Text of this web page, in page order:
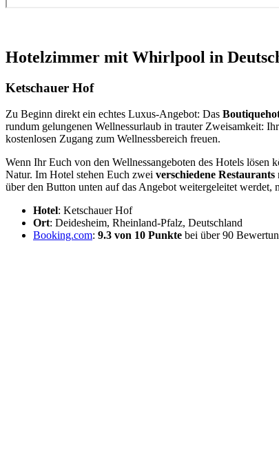
Hotelzimmer mit Whirlpool in
Ketschauer Hof
Zu Beginn direkt ein echtes Luxus-Angebot: Das
rundum gelungenen Wellnessurlaub in trauter Zweisamkeit:
kostenlosen Zugang zum Wellnessbereich freuen.
Wenn Ihr Euch von den Wellnessangeboten des Hotels
Natur. Im Hotel stehen Euch zwei verschiedene Restaurants
über den Button unten auf das Angebot weitergeleitet werdet,
Hotel: Ketschauer Hof
Ort: Deidesheim, Rheinland-Pfalz, Deutschland
Booking.com: 9.3 von 10 Punkte bei über 90